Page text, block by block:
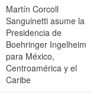
Martín Corcoll
Sanguinetti asume la
Presidencia de
Boehringer Ingelheim
para México,
Centroamérica y el
Caribe